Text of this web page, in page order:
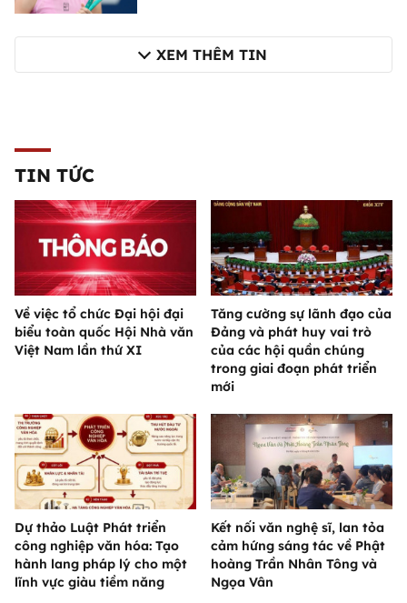
XEM THÊM TIN
TIN TỨC
Về việc tổ chức Đại hội đại
biểu toàn quốc Hội Nhà văn
Việt Nam lần thứ XI
Tăng cường sự lãnh đạo của
Đảng và phát huy vai trò
của các hội quần chúng
trong giai đoạn phát triển
mới
Dự thảo Luật Phát triển
công nghiệp văn hóa: Tạo
hành lang pháp lý cho một
lĩnh vực giàu tiềm năng
Kết nối văn nghệ sĩ, lan tỏa
cảm hứng sáng tác về Phật
hoàng Trần Nhân Tông và
Ngọa Vân